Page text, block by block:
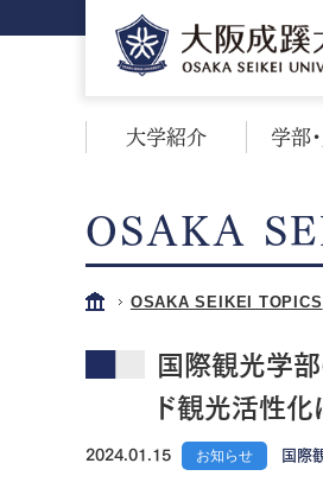
大学紹介 学部
OSAKA
OSAKA SEIKEI TOPICS
国際観光学
ド観光活性化
2024.01.15 お知らせ 国際